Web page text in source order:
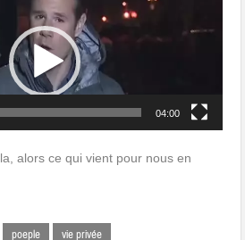
04:00
alors ce qui vient pour nous en
poeple vie privée